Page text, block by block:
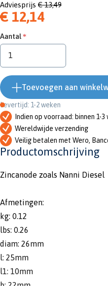
Adviesprijs € 13,49
€ 12,14
Aantal
Toevoegen aan
Levertijd: 1-2 weken
Indien op voorraad: binnen 1-3
Wereldwijde verzending
Veilig betalen met Wero,
Productomschrijving
Zincanode zoals Nanni Diesel
Afmetingen:
kg: 0.12
lbs: 0.26
diam: 26mm
l: 25mm
l1: 10mm